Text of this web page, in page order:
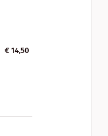
€ 14,50